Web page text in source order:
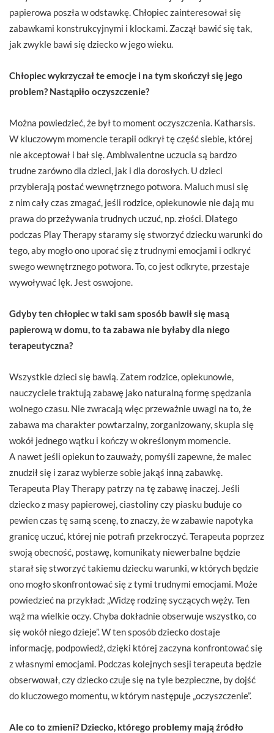
papierowa poszła w odstawkę. Chłopiec zainteresował się
zabawkami konstrukcyjnymi i klockami. Zaczął bawić się tak,
jak zwykle bawi się dziecko w jego wieku.
Chłopiec wykrzyczał te emocje i na tym skończył się jego
problem? Nastąpiło oczyszczenie?
Można powiedzieć, że był to moment oczyszczenia. Katharsis.
W kluczowym momencie terapii odkrył tę część siebie, której
nie akceptował i bał się. Ambiwalentne uczucia są bardzo
trudne zarówno dla dzieci, jak i dla dorosłych. U dzieci
przybierają postać wewnętrznego potwora. Maluch musi się
z nim cały czas zmagać, jeśli rodzice, opiekunowie nie dają mu
prawa do przeżywania trudnych uczuć, np. złości. Dlatego
podczas Play Therapy staramy się stworzyć dziecku warunki do
tego, aby mogło ono uporać się z trudnymi emocjami i odkryć
swego wewnętrznego potwora. To, co jest odkryte, przestaje
wywoływać lęk. Jest oswojone.
Gdyby ten chłopiec w taki sam sposób bawił się masą
papierową w domu, to ta zabawa nie byłaby dla niego
terapeutyczna?
Wszystkie dzieci się bawią. Zatem rodzice, opiekunowie,
nauczyciele traktują zabawę jako naturalną formę spędzania
wolnego czasu. Nie zwracają więc przeważnie uwagi na to, że
zabawa ma charakter powtarzalny, zorganizowany, skupia się
wokół jednego wątku i kończy w określonym momencie.
A nawet jeśli opiekun to zauważy, pomyśli zapewne, że malec
znudził się i zaraz wybierze sobie jakąś inną zabawkę.
Terapeuta Play Therapy patrzy na tę zabawę inaczej. Jeśli
dziecko z masy papierowej, ciastoliny czy piasku buduje co
pewien czas tę samą scenę, to znaczy, że w zabawie napotyka
granicę uczuć, której nie potrafi przekroczyć. Terapeuta poprzez
swoją obecność, postawę, komunikaty niewerbalne będzie
starał się stworzyć takiemu dziecku warunki, w których będzie
ono mogło skonfrontować się z tymi trudnymi emocjami. Może
powiedzieć na przykład: „Widzę rodzinę syczących węży. Ten
wąż ma wielkie oczy. Chyba dokładnie obserwuje wszystko, co
się wokół niego dzieje”. W ten sposób dziecko dostaje
informację, podpowiedź, dzięki której zaczyna konfrontować się
z własnymi emocjami. Podczas kolejnych sesji terapeuta będzie
obserwował, czy dziecko czuje się na tyle bezpieczne, by dojść
do kluczowego momentu, w którym następuje „oczyszczenie”.
Ale co to zmieni? Dziecko, którego problemy mają źródło